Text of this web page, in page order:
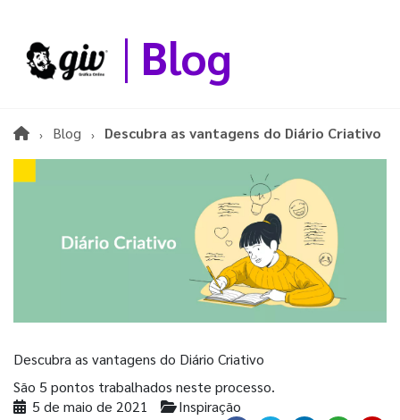
Blog
Blog Descubra as vantagens do Diário Criativo
Descubra as vantagens do Diário Criativo
São 5 pontos trabalhados neste processo.
5 de maio de 2021
Inspiração